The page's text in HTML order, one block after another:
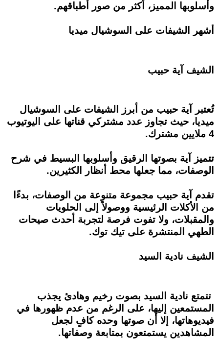
وأسلوبها المميز، أكثر من صور أطباقهم.
أشهر الشيفات على السوشيال ميديا
الشيف آية حبيب
تُعتبر آية حبيب من أبرز الشيفات على السوشيال
ميديا، حيث تجاوز عدد مشتركي قناتها على اليوتيوب
4 ملايين مشترك.
تتميز آية بصوتها الرقيق وأسلوبها البسيط في شرح
الوصفات، مما جعلها محط أنظار الكثيرين.
تقدم آية حبيب مجموعة متنوعة من الوصفات، بدءًا
من الأكلات الرئيسية ووصولاً إلى الحلويات
والمقبلات، ولا تفوت فرصة لتجربة أحدث صيحات
الطهي المنتشرة على تيك توك.
الشيف نادية السيد
تتمتع نادية السيد بصوت رخيم وهادئ يجذب
المستمعين إليها، على الرغم من عدم ظهورها في
فيديوهاتها، إلا أن صوتها وحده كافٍ لجعل
المشاهدين يستمتعون بمتابعة وصفاتها.